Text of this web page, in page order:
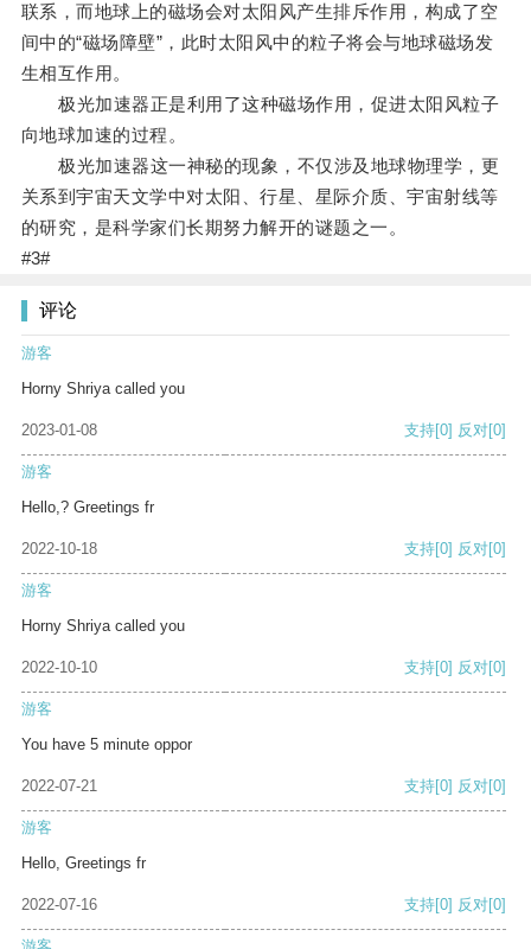
联系，而地球上的磁场会对太阳风产生排斥作用，构成了空
间中的“磁场障壁”，此时太阳风中的粒子将会与地球磁场发
生相互作用。
极光加速器正是利用了这种磁场作用，促进太阳风粒子
向地球加速的过程。
极光加速器这一神秘的现象，不仅涉及地球物理学，更
关系到宇宙天文学中对太阳、行星、星际介质、宇宙射线等
的研究，是科学家们长期努力解开的谜题之一。
#3#
评论
游客
Horny Shriya called you
2023-01-08 支持[0] 反对[0]
游客
Hello,? Greetings fr
2022-10-18 支持[0] 反对[0]
游客
Horny Shriya called you
2022-10-10 支持[0] 反对[0]
游客
You have 5 minute oppor
2022-07-21 支持[0] 反对[0]
游客
Hello, Greetings fr
2022-07-16 支持[0] 反对[0]